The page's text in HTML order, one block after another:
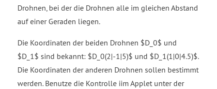
Drohnen, bei der die Drohnen alle im gleichen Abstand
auf einer Geraden liegen.
Die Koordinaten der beiden Drohnen $D_0$ und
$D_1$ sind bekannt: $D_0(2|-1|5)$ und $D_1(1|0|4.5)$.
Die Koordinaten der anderen Drohnen sollen bestimmt
werden. Benutze die Kontrolle iim Applet unter der